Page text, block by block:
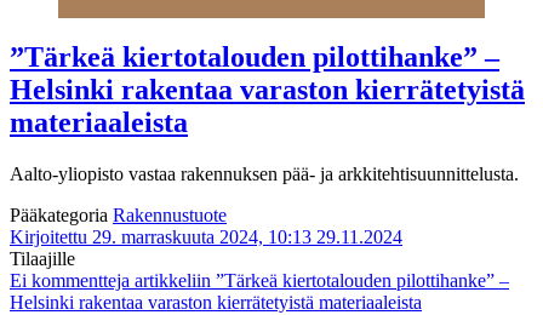
”Tärkeä kiertotalouden pilottihanke” –
Helsinki rakentaa varaston kierrätetyistä
materiaaleista
Aalto-yliopisto vastaa rakennuksen pää- ja arkkitehtisuunnittelusta.
Pääkategoria Rakennustuote
Kirjoitettu 29. marraskuuta 2024, 10:13 29.11.2024
Tilaajille
Ei kommentteja artikkeliin ”Tärkeä kiertotalouden pilottihanke” –
Helsinki rakentaa varaston kierrätetyistä materiaaleista